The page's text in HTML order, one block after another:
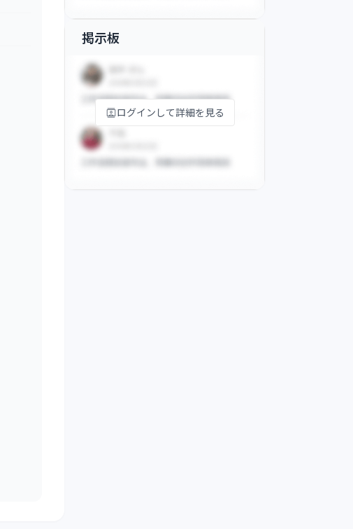
掲示板
ログインして詳細を見る